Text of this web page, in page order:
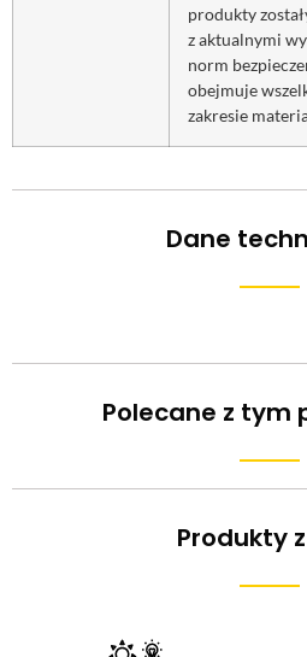
produkty
z aktualnymi
norm
obejmuje
zakresie
Dane
Polecane z tym
Produkty